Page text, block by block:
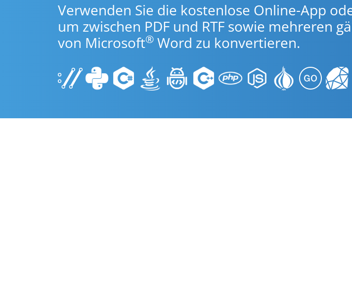
Verwenden Sie die kostenlose Online-App
um zwischen PDF und RTF sowie mehreren
von Microsoft® Word zu konvertieren.